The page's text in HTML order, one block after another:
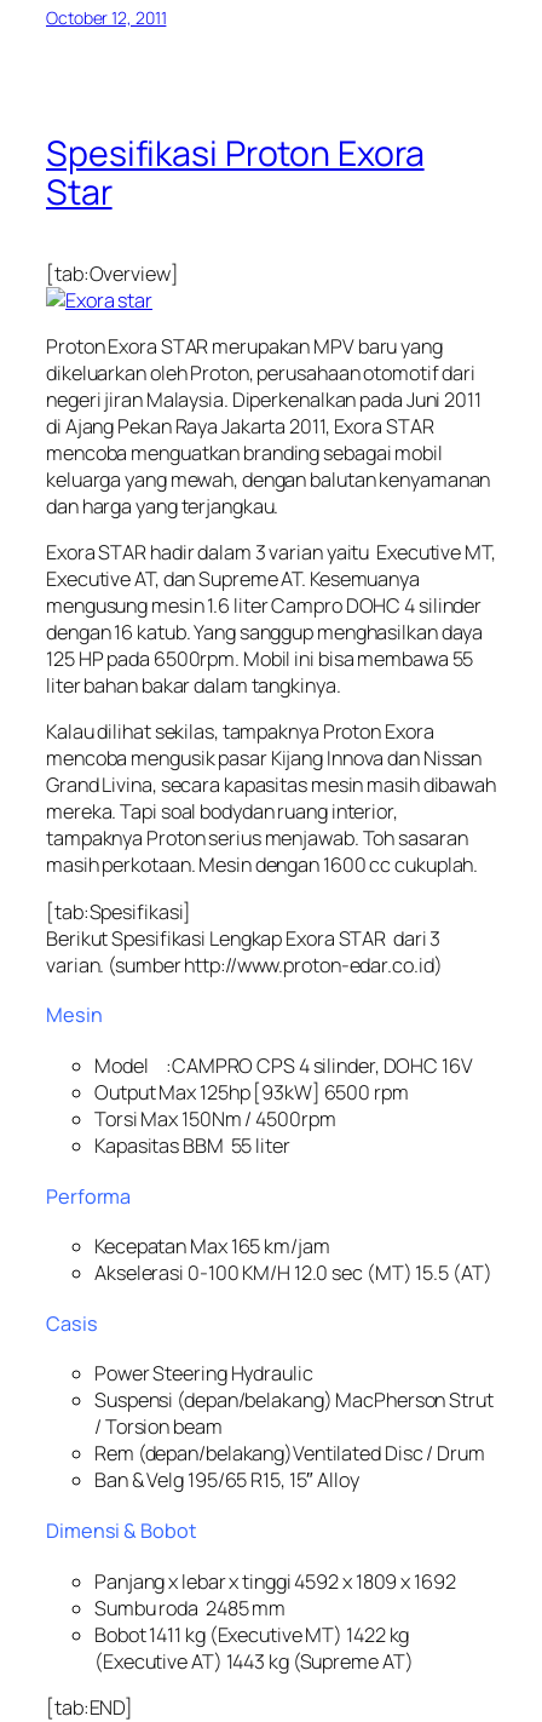
October 12, 2011
Spesifikasi Proton Exora
Star
[tab:Overview]
Proton Exora STAR merupakan MPV baru yang
dikeluarkan oleh Proton, perusahaan otomotif dari
negeri jiran Malaysia. Diperkenalkan pada Juni 2011
di Ajang Pekan Raya Jakarta 2011, Exora STAR
mencoba menguatkan branding sebagai mobil
keluarga yang mewah, dengan balutan kenyamanan
dan harga yang terjangkau.
Exora STAR hadir dalam 3 varian yaitu Executive MT,
Executive AT, dan Supreme AT. Kesemuanya
mengusung mesin 1.6 liter Campro DOHC 4 silinder
dengan 16 katub. Yang sanggup menghasilkan daya
125 HP pada 6500rpm. Mobil ini bisa membawa 55
liter bahan bakar dalam tangkinya.
Kalau dilihat sekilas, tampaknya Proton Exora
mencoba mengusik pasar Kijang Innova dan Nissan
Grand Livina, secara kapasitas mesin masih dibawah
mereka. Tapi soal bodydan ruang interior,
tampaknya Proton serius menjawab. Toh sasaran
masih perkotaan. Mesin dengan 1600 cc cukuplah.
[tab:Spesifikasi]
Berikut Spesifikasi Lengkap Exora STAR dari 3
varian. (sumber http://www.proton-edar.co.id)
Mesin
Model :CAMPRO CPS 4 silinder, DOHC 16V
Output Max 125hp [93kW] 6500 rpm
Torsi Max 150Nm / 4500rpm
Kapasitas BBM 55 liter
Performa
Kecepatan Max 165 km/jam
Akselerasi 0-100 KM/H 12.0 sec (MT) 15.5 (AT)
Casis
Power Steering Hydraulic
Suspensi (depan/belakang) MacPherson Strut
/ Torsion beam
Rem (depan/belakang)Ventilated Disc / Drum
Ban & Velg 195/65 R15, 15″ Alloy
Dimensi & Bobot
Panjang x lebar x tinggi 4592 x 1809 x 1692
Sumbu roda 2485 mm
Bobot 1411 kg (Executive MT) 1422 kg
(Executive AT) 1443 kg (Supreme AT)
[tab:END]